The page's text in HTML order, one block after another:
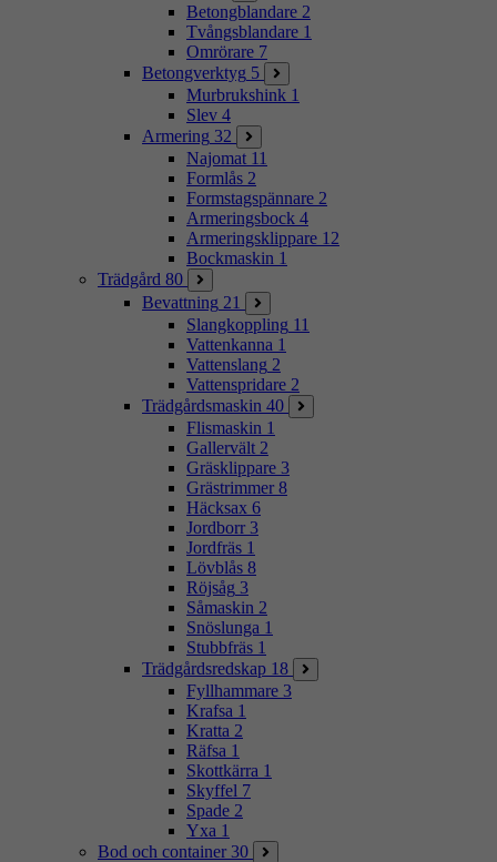
Betongblandare 2
Tvångsblandare 1
Omrörare 7
Betongverktyg 5
Murbrukshink 1
Slev 4
Armering 32
Najomat 11
Formlås 2
Formstagspännare 2
Armeringsbock 4
Armeringsklippare 12
Bockmaskin 1
Trädgård 80
Bevattning 21
Slangkoppling 11
Vattenkanna 1
Vattenslang 2
Vattenspridare 2
Trädgårdsmaskin 40
Flismaskin 1
Gallervält 2
Gräsklippare 3
Grästrimmer 8
Häcksax 6
Jordborr 3
Jordfräs 1
Lövblås 8
Röjsåg 3
Såmaskin 2
Snöslunga 1
Stubbfräs 1
Trädgårdsredskap 18
Fyllhammare 3
Krafsa 1
Kratta 2
Räfsa 1
Skottkärra 1
Skyffel 7
Spade 2
Yxa 1
Bod och container 30